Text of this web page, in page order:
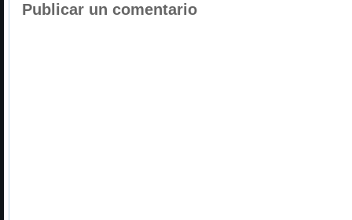
Publicar un comentario